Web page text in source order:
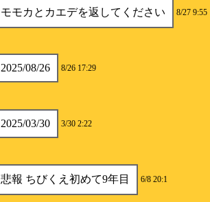
モモカとカエデを返してください 8/27 9:55
2025/08/26 8/26 17:29
2025/03/30 3/30 2:22
悲報 ちびくえ初めて9年目 6/8 20:1